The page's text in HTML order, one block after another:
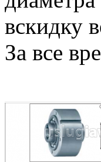
вскидку
За все